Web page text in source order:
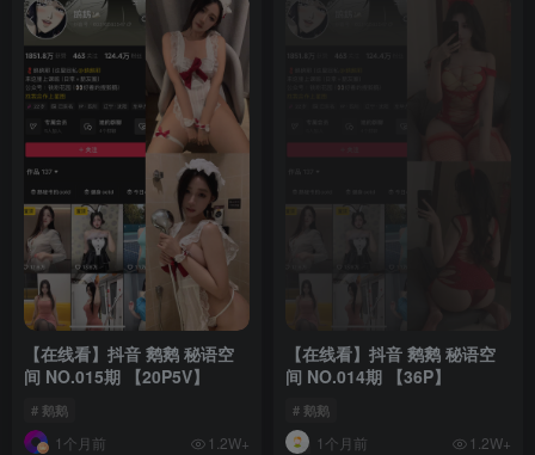
【在线看】抖音 鹅鹅 秘语空
间 NO.015期 【20P5V】
# 鹅鹅
1个月前 1.2W+
【在线看】抖音 鹅鹅 秘语空
间 NO.014期 【36P】
# 鹅鹅
1个月前 1.2W+